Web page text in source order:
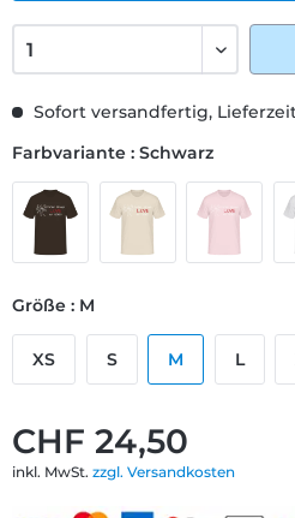
CHF 24,50
inkl. MwSt. zzgl. Versandkosten
Sofort versandfertig,
Farbvariante : Schwarz
Größe : M
XS S M L